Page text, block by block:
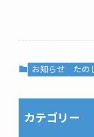
お知らせ たの
カテゴリー